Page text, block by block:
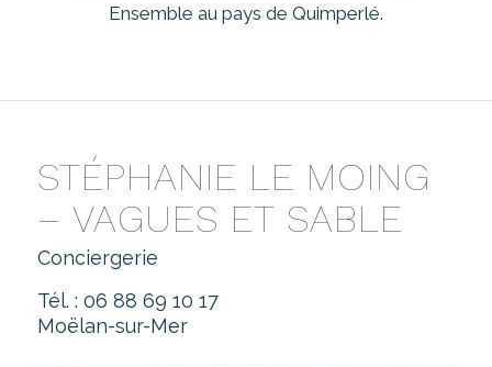
Ensemble au pays de Quimperlé.
STÉPHANIE LE MOING
– VAGUES ET SABLE
Conciergerie
Tél. : 06 88 69 10 17
Moëlan-sur-Mer